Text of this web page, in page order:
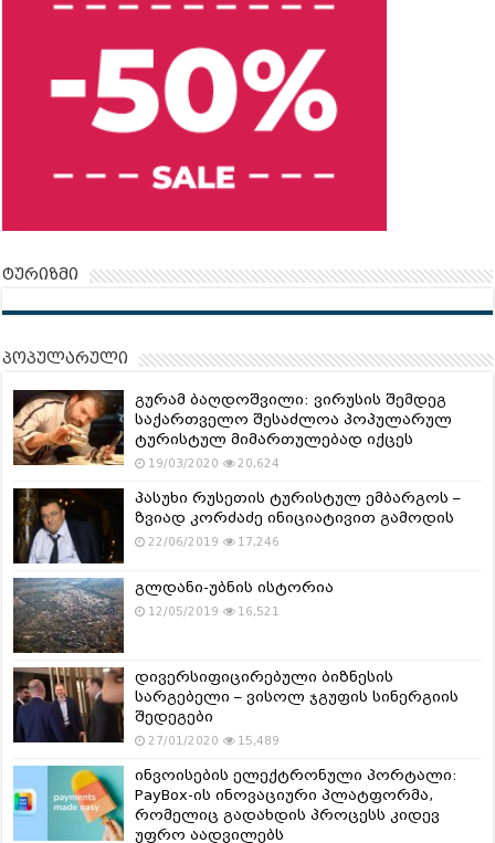
ტურიზმი
პოპულარული
გურამ ბაღდოშვილი: ვირუსის შემდეგ
საქართველო შესაძლოა პოპულარულ
ტურისტულ მიმართულებად იქცეს
19/03/2020 20,624
პასუხი რუსეთის ტურისტულ ემბარგოს –
ზვიად კორძაძე ინიციატივით გამოდის
22/06/2019 17,246
გლდანი-უბნის ისტორია
12/05/2019 16,521
დივერსიფიცირებული ბიზნესის
სარგებელი – ვისოლ ჯგუფის სინერგიის
შედეგები
27/01/2020 15,489
ინვოისების ელექტრონული პორტალი:
PayBox-ის ინოვაციური პლატფორმა,
რომელიც გადახდის პროცესს კიდევ
უფრო აადვილებს